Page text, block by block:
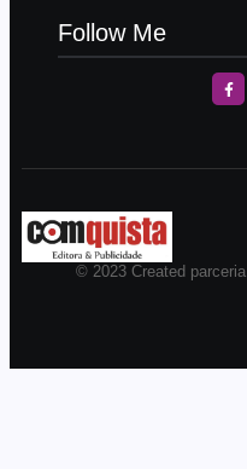
Follow Me
© 2023 Created parceria